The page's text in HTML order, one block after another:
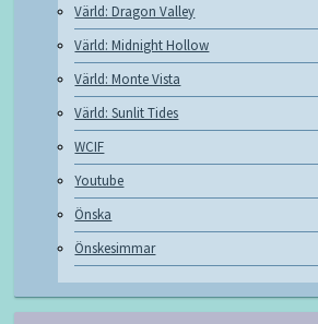
Värld: Dragon Valley
Värld: Midnight Hollow
Värld: Monte Vista
Värld: Sunlit Tides
WCIF
Youtube
Önska
Önskesimmar